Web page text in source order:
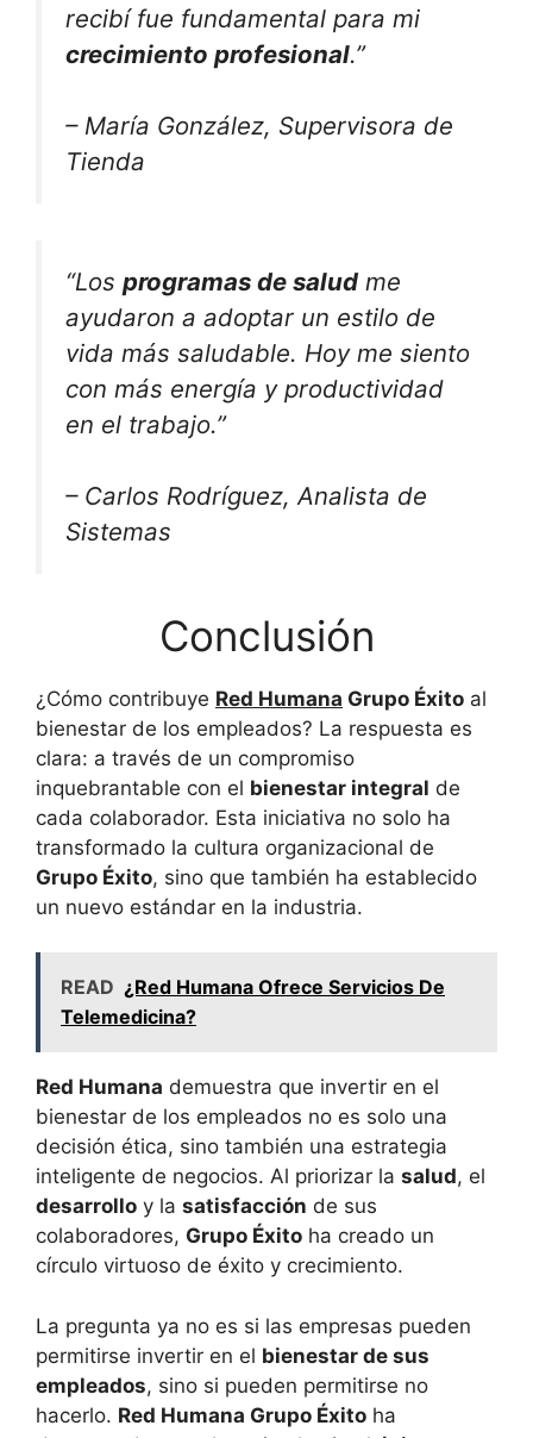
recibí fue fundamental para mi
crecimiento profesional.”
– María González, Supervisora de
Tienda
“Los programas de saludme
ayudaron a adoptar un estilo de
vida más saludable. Hoy me siento
con más energía y productividad
en el trabajo.”
– Carlos Rodríguez, Analista de
Sistemas
Conclusión
¿Cómo contribuye Red Humana Grupo Éxito al
bienestar de los empleados? La respuesta es
clara: a través de un compromiso
inquebrantable con el bienestar integral de
cada colaborador. Esta iniciativa no solo ha
transformado la cultura organizacional de
Grupo Éxito, sino que también ha establecido
un nuevo estándar en la industria.
READ ¿Red Humana Ofrece Servicios De
Telemedicina?
Red Humana demuestra que invertir en el
bienestar de los empleados no es solo una
decisión ética, sino también una estrategia
inteligente de negocios. Al priorizar la salud, el
desarrollo y la satisfacción de sus
colaboradores, Grupo Éxito ha creado un
círculo virtuoso de éxito y crecimiento.
La pregunta ya no es si las empresas pueden
permitirse invertir en el bienestar de sus
empleados, sino si pueden permitirse no
hacerlo. Red Humana Grupo Éxito ha